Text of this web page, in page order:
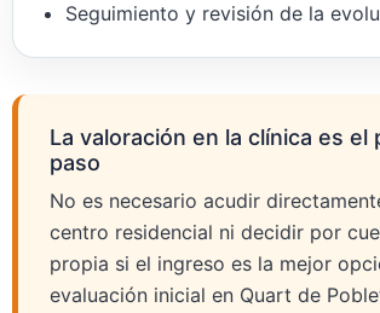
Seguimiento y revisión de la
La valoración en la clínica es el
paso
No es necesario acudir
centro residencial ni decidir por
propia si el ingreso es la mejor
evaluación inicial en Quart de